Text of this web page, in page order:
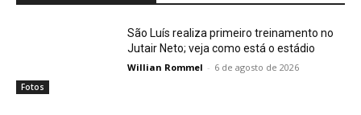
Fotos
São Luís realiza primeiro treinamento no
Jutair Neto; veja como está o estádio
Willian Rommel - 6 de agosto de 2026